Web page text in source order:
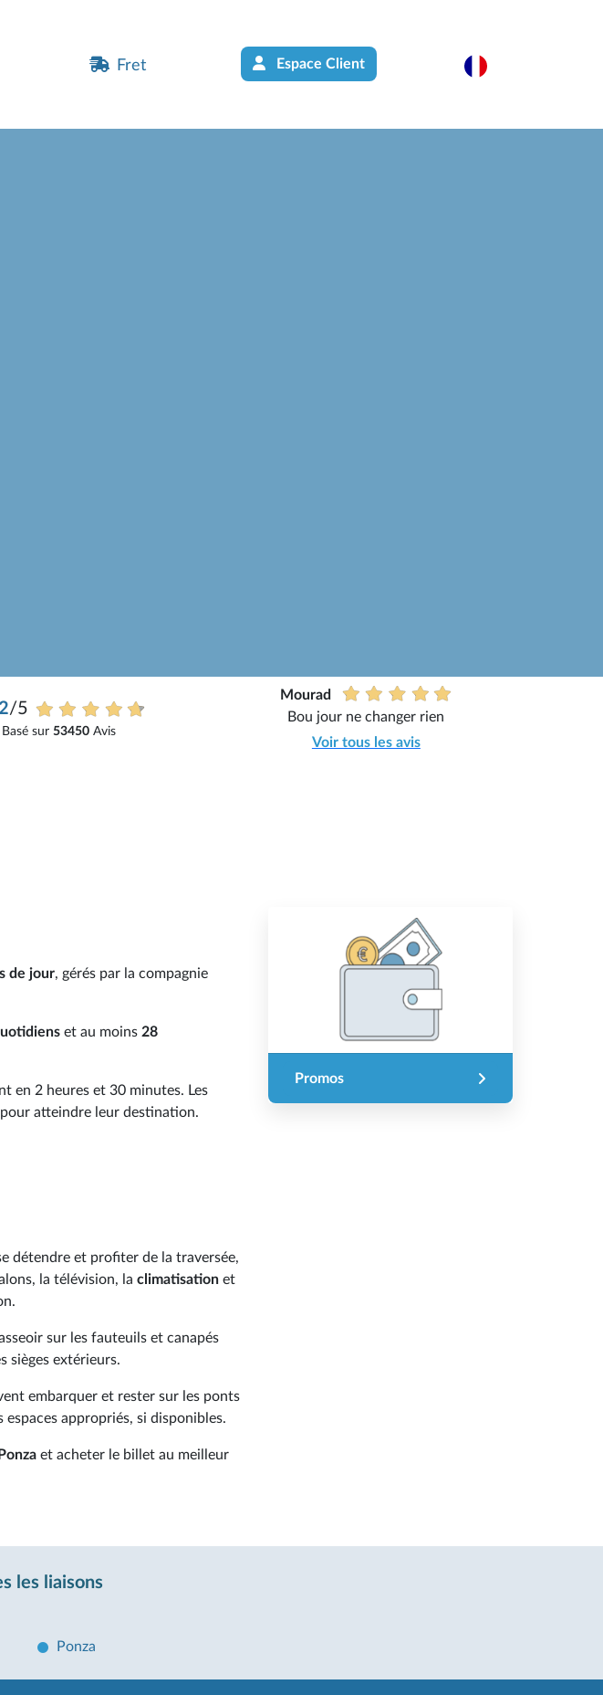
Fret Espace Client
/5
Basé sur 53450Avis
Mourad
Bou jour ne changer rien
Voir tous les avis
de jour, gérés par la compagnie
et au moins 28
en 2 heures et 30 minutes. Les
atteindre leur destination.
détendre et profiter de la traversée,
la télévision, la climatisation et
sur les fauteuils et canapés
sièges extérieurs.
embarquer et rester sur les ponts
appropriés, si disponibles.
et acheter le billet au meilleur
Promos
les liaisons
Ponza